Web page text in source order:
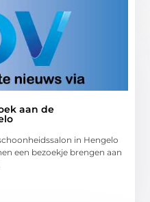
aan de
in Hengelo
een bezoekje brengen aan